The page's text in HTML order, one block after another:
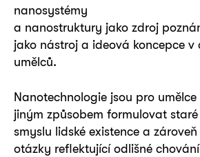
nanosystémy
a nanostruktury jako zdroj
jako nástroj a ideová koncepce v
umělců.
Nanotechnologie jsou pro
jiným způsobem formulovat
smyslu lidské existence a
otázky reflektující odlišné